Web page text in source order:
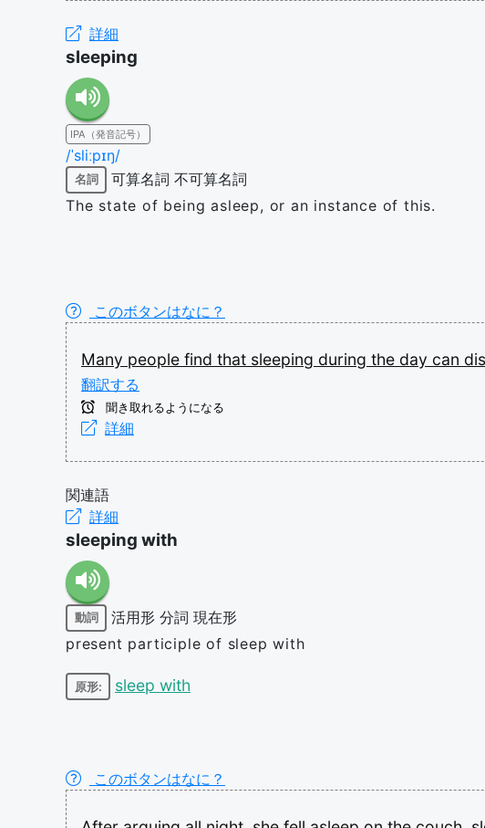
詳細
sleeping
IPA（発音記号）
/ˈsliːpɪŋ/
名詞 可算名詞 不可算名詞
The state of being asleep, or an instance of this.
このボタンはなに？
Many people find that sleeping during the day can
翻訳する
聞き取れるようになる
詳細
関連語
詳細
sleeping with
動詞 活用形 分詞 現在形
present participle of sleep with
原形: sleep with
このボタンはなに？